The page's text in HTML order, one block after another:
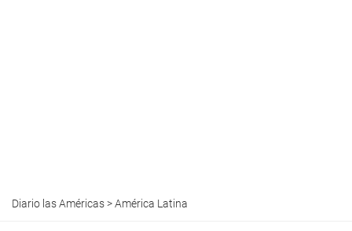
Diario las Américas>América Latina